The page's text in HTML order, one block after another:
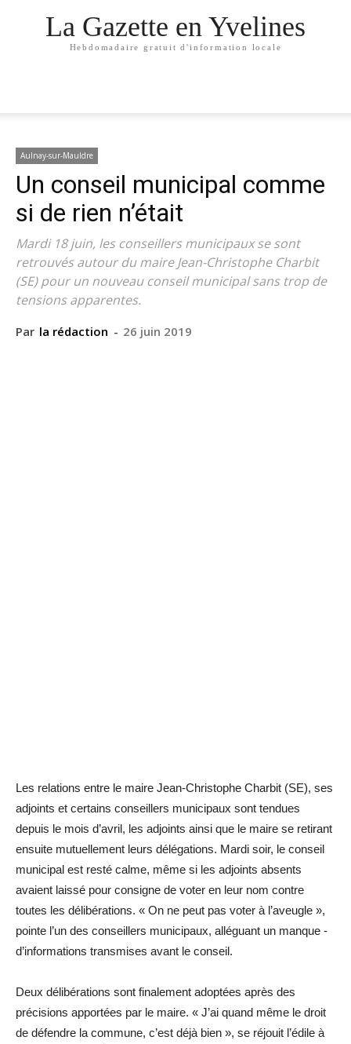
La Gazette en Yvelines
Hebdomadaire gratuit d'information locale
Aulnay-sur-Mauldre
Un conseil municipal comme
si de rien n’était
Mardi 18 juin, les conseillers municipaux se sont
retrouvés autour du maire Jean-Christophe Charbit
(SE) pour un nouveau conseil municipal sans trop de
tensions apparentes.
Par la rédaction - 26 juin 2019
Les relations entre le maire Jean-Christophe Charbit (SE), ses
adjoints et certains conseillers municipaux sont tendues
depuis le mois d’avril, les adjoints ainsi que le maire se retirant
ensuite mutuellement leurs délégations. Mardi soir, le conseil
municipal est resté calme, même si les adjoints absents
avaient laissé pour consigne de voter en leur nom contre
toutes les délibérations. « On ne peut pas voter à l’aveugle »,
pointe l’un des conseillers municipaux, alléguant un manque ­
d’informations transmises avant le conseil.
Deux délibérations sont finalement adoptées après des
précisions apportées par le maire. « J’ai quand même le droit
de défendre la commune, c’est déjà bien », se réjouit l’édile à